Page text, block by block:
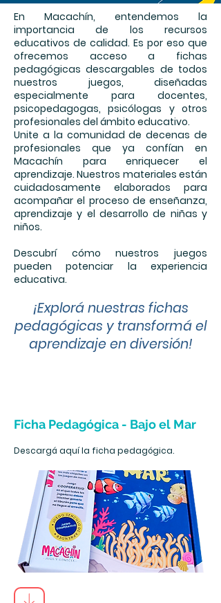
En Macachín, entendemos la
importancia de los recursos
educativos de calidad. Es por eso que
ofrecemos acceso a fichas
pedagógicas descargables de todos
nuestros juegos, diseñadas
especialmente para docentes,
psicopedagogas, psicólogas y otros
profesionales del ámbito educativo.
Unite a la comunidad de decenas de
profesionales que ya confían en
Macachín para enriquecer el
aprendizaje. Nuestros materiales están
cuidadosamente elaborados para
acompañar el proceso de enseñanza,
aprendizaje y el desarrollo de niñas y
niños.
Descubrí cómo nuestros juegos
pueden potenciar la experiencia
educativa.
¡Explorá nuestras fichas
pedagógicas y transformá el
aprendizaje en diversión!
Ficha Pedagógica - Bajo el Mar
Descargá aquí la ficha pedagógica.